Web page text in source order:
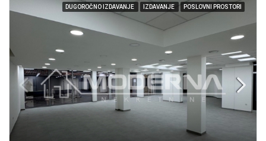
DUGOROČNO IZDAVANJE IZDAVANJE POSLOVNI PROSTORI